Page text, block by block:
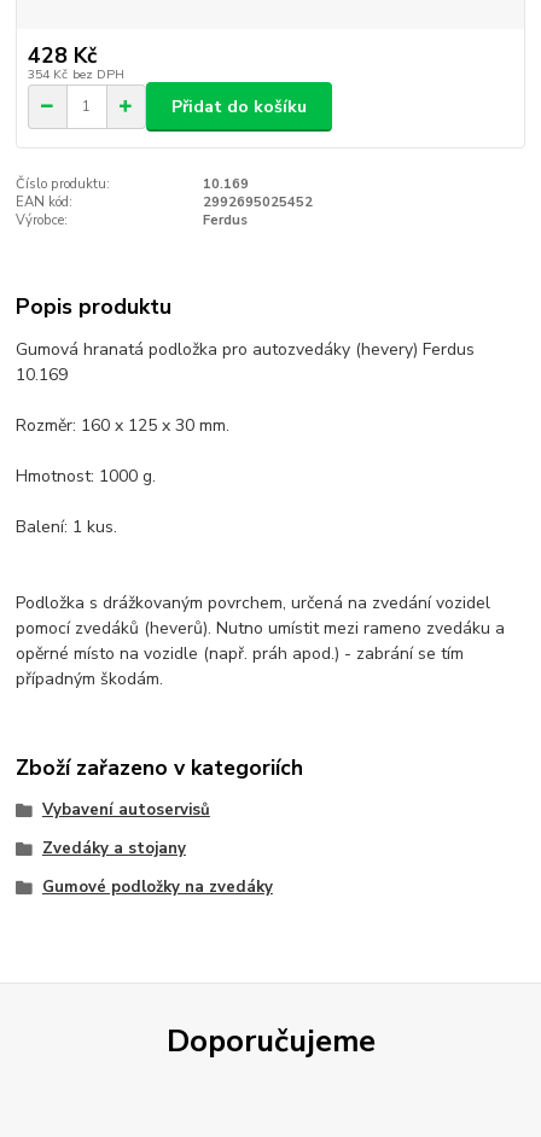
428 Kč
354 Kč bez DPH
Přidat do košíku
Číslo produktu:
10.169
EAN kód:
2992695025452
Výrobce:
Ferdus
Popis produktu
Gumová hranatá podložka pro autozvedáky (hevery) Ferdus
10.169
Rozměr: 160 x 125 x 30 mm.
Hmotnost: 1000 g.
Balení: 1 kus.
Podložka s drážkovaným povrchem, určená na zvedání vozidel
pomocí zvedáků (heverů). Nutno umístit mezi rameno zvedáku a
opěrné místo na vozidle (např. práh apod.) - zabrání se tím
případným škodám.
Zboží zařazeno v kategoriích
Vybavení autoservisů
Zvedáky a stojany
Gumové podložky na zvedáky
Doporučujeme